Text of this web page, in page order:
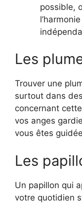
possible,
Les
Trouver une
surtout dans
concernant
vos anges
vous êtes
Les
Un papillon qui
votre quotidien